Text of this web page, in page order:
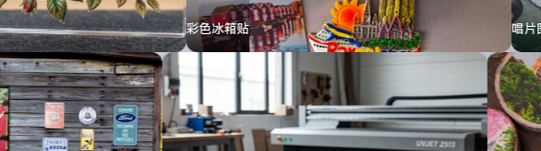
彩色冰箱贴 唱片图案打印